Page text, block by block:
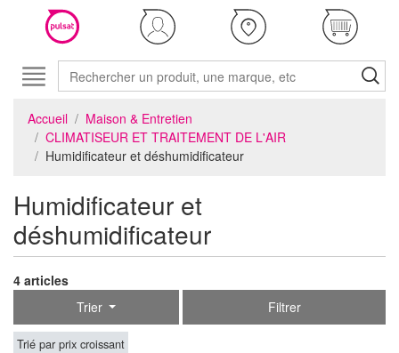
Accueil
Maison & Entretien
CLIMATISEUR ET TRAITEMENT DE L'AIR
Humidificateur et déshumidificateur
Humidificateur et
déshumidificateur
4 articles
Trier
Filtrer
Trié par prix croissant